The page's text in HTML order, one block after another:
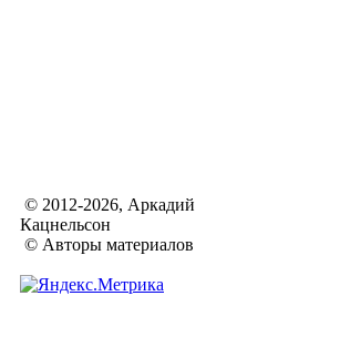
© 2012-2026, Аркадий
Кацнельсон
© Авторы материалов